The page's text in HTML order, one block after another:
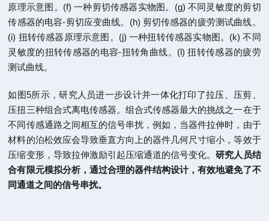
原理示意图。(f) 一种剪切传感器实物图。(g) 不同灵敏度的剪切
传感器的电容-剪切应变曲线。(h) 剪切传感器的疲劳测试曲线。
(i) 扭转传感器原理示意图。(j) 一种扭转传感器实物图。(k) 不同
灵敏度的扭转传感器的电容-扭转角曲线。(l) 扭转传感器的疲劳
测试曲线。
如图5所示，研究人员进一步设计并一体化打印了拉压、压剪、
压扭三种组合式离电传感器。组合式传感器最大的挑战之一在于
不同传感通路之间相互的信号串扰，例如，当器件拉伸时，由于
材料的泊松效应会导致垂直方向上的器件几何尺寸缩小，等效于
压缩变形，导致拉伸激励引起压缩通道的信号变化。研究人员结
合有限元模拟分析，通过合理的器件结构设计，有效地避免了不
同通道之间的信号串扰。